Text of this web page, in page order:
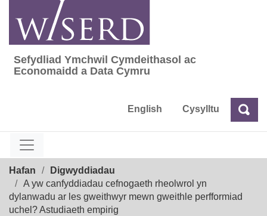
content
Sefydliad Ymchwil Cymdeithasol ac
Sefydliad Ymchwil Cymdeithasol ac
Economaidd a Data Cymru
English Cysylltu Chwilio
Hafan
Digwyddiadau
A yw canfyddiadau cefnogaeth rheolwrol yn
dylanwadu ar les gweithwyr mewn gweithle perfformiad
uchel? Astudiaeth empirig